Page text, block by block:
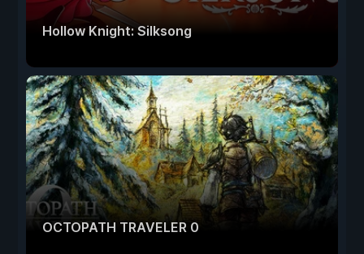
Hollow Knight: Silksong
OCTOPATH TRAVELER 0